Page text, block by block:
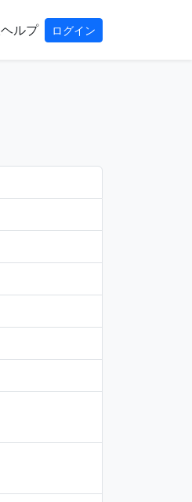
ヘルプ ログイン